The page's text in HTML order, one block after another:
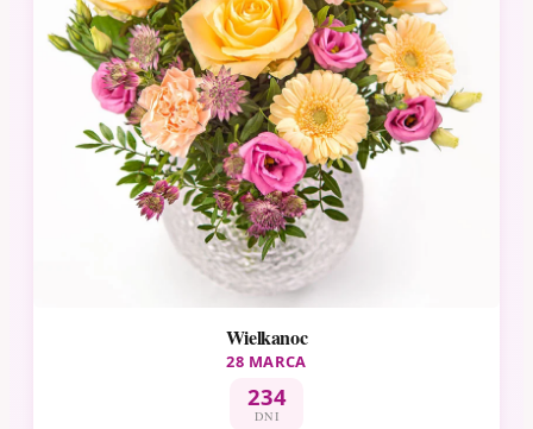
Wielkanoc
28 MARCA
234
DNI